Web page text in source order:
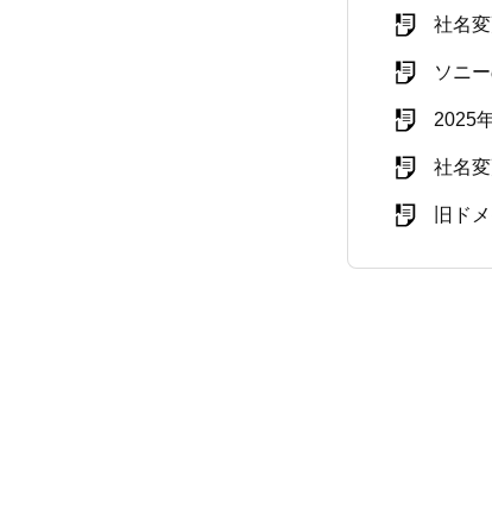
社名
ソニ
2025
社名
旧ド